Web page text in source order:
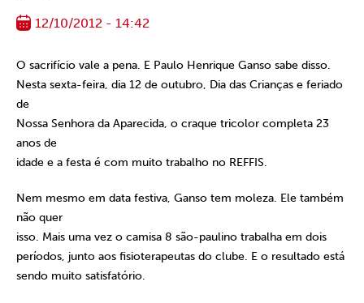
12/10/2012 - 14:42
O sacrifício vale a pena. E Paulo Henrique Ganso sabe disso.
Nesta sexta-feira, dia 12 de outubro, Dia das Crianças e feriado
de
Nossa Senhora da Aparecida, o craque tricolor completa 23
anos de
idade e a festa é com muito trabalho no REFFIS.
Nem mesmo em data festiva, Ganso tem moleza. Ele também
não quer
isso. Mais uma vez o camisa 8 são-paulino trabalha em dois
períodos, junto aos fisioterapeutas do clube. E o resultado está
sendo muito satisfatório.